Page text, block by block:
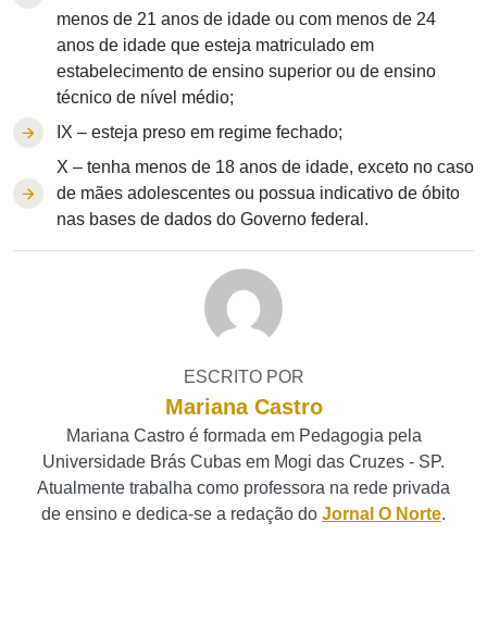
menos de 21 anos de idade ou com menos de 24
anos de idade que esteja matriculado em
estabelecimento de ensino superior ou de ensino
técnico de nível médio;
IX – esteja preso em regime fechado;
X – tenha menos de 18 anos de idade, exceto no caso
de mães adolescentes ou possua indicativo de óbito
nas bases de dados do Governo federal.
ESCRITO POR
Mariana Castro
Mariana Castro é formada em Pedagogia pela
Universidade Brás Cubas em Mogi das Cruzes - SP.
Atualmente trabalha como professora na rede privada
de ensino e dedica-se a redação do Jornal O Norte.